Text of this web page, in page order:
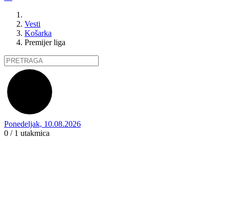
Vesti
Košarka
Premijer liga
Ponedeljak, 10.08.2026
0 / 1 utakmica